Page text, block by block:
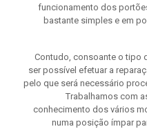
funcionamento dos
bastante simples e em
Contudo, consoante o tipo
ser possível efetuar a
pelo que será necessário
Trabalhamos com
conhecimento dos vários
numa posição ímpar